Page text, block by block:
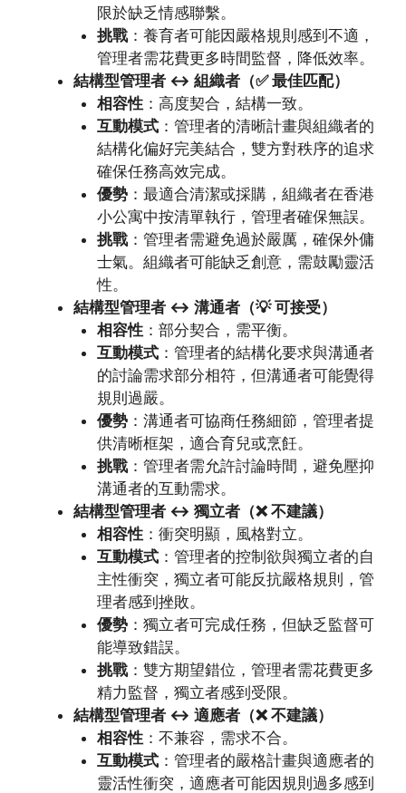
限於缺乏情感聯繫。
挑戰：養育者可能因嚴格規則感到不適，
管理者需花費更多時間監督，降低效率。
結構型管理者 ↔ 組織者（✅ 最佳匹配）
相容性：高度契合，結構一致。
互動模式：管理者的清晰計畫與組織者的
結構化偏好完美結合，雙方對秩序的追求
確保任務高效完成。
優勢：最適合清潔或採購，組織者在香港
小公寓中按清單執行，管理者確保無誤。
挑戰：管理者需避免過於嚴厲，確保外傭
士氣。組織者可能缺乏創意，需鼓勵靈活
性。
結構型管理者 ↔ 溝通者（💡 可接受）
相容性：部分契合，需平衡。
互動模式：管理者的結構化要求與溝通者
的討論需求部分相符，但溝通者可能覺得
規則過嚴。
優勢：溝通者可協商任務細節，管理者提
供清晰框架，適合育兒或烹飪。
挑戰：管理者需允許討論時間，避免壓抑
溝通者的互動需求。
結構型管理者 ↔ 獨立者（❌ 不建議）
相容性：衝突明顯，風格對立。
互動模式：管理者的控制欲與獨立者的自
主性衝突，獨立者可能反抗嚴格規則，管
理者感到挫敗。
優勢：獨立者可完成任務，但缺乏監督可
能導致錯誤。
挑戰：雙方期望錯位，管理者需花費更多
精力監督，獨立者感到受限。
結構型管理者 ↔ 適應者（❌ 不建議）
相容性：不兼容，需求不合。
互動模式：管理者的嚴格計畫與適應者的
靈活性衝突，適應者可能因規則過多感到